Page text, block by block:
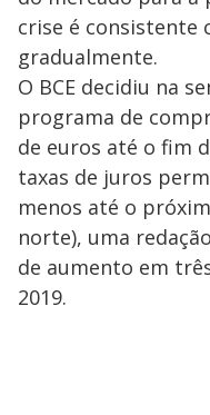
crise é consistente
gradualmente.
O BCE decidiu na
programa de
de euros até o fim
taxas de juros
menos até o
norte), uma
de aumento em
2019.